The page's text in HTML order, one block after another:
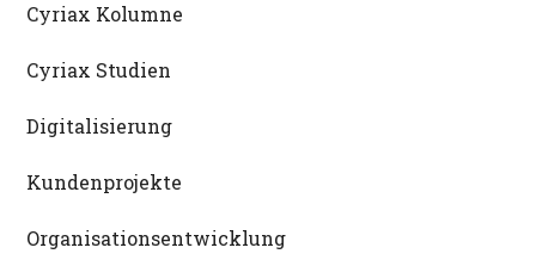
Cyriax Kolumne
Cyriax Studien
Digitalisierung
Kundenprojekte
Organisationsentwicklung